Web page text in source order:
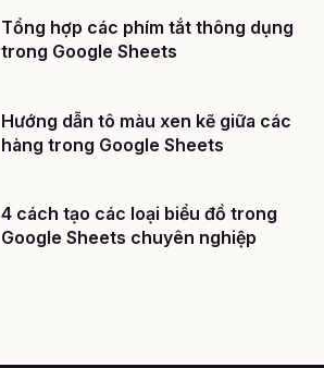
Tổng hợp các phím tắt thông dụng
trong Google Sheets
Hướng dẫn tô màu xen kẽ giữa các
hàng trong Google Sheets
4 cách tạo các loại biểu đồ trong
Google Sheets chuyên nghiệp